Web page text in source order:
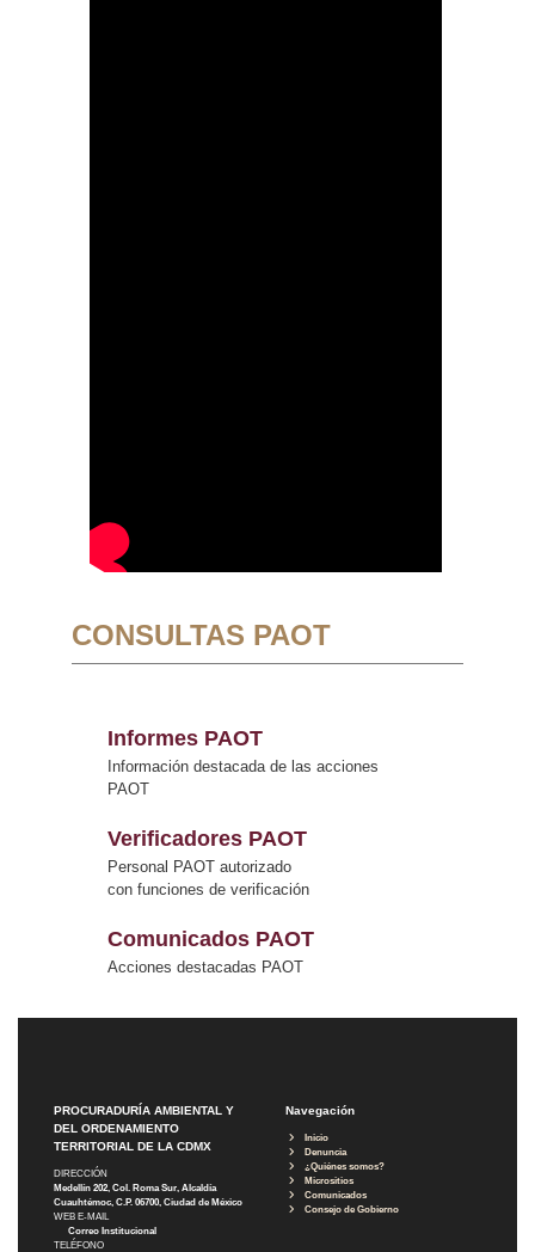
CONSULTAS PAOT
Informes PAOT
Información destacada de las acciones
PAOT
Verificadores PAOT
Personal PAOT autorizado
con funciones de verificación
Comunicados PAOT
Acciones destacadas PAOT
PROCURADURÍA AMBIENTAL Y
DEL ORDENAMIENTO
TERRITORIAL DE LA CDMX
DIRECCIÓN
Medellín 202, Col. Roma Sur, Alcaldía
Cuauhtémoc, C.P. 06700, Ciudad de México
WEB E-MAIL
Correo Institucional
TELÉFONO
Navegación
Inicio
Denuncia
¿Quiénes somos?
Micrositios
Comunicados
Consejo de Gobierno